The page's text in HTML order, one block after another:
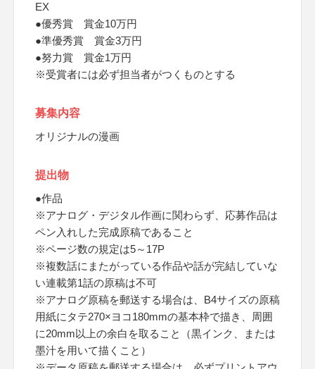
EX
●優秀賞 賞金10万円
●準優秀賞 賞金3万円
●努力賞 賞金1万円
※受賞者には必ず担当者がつくものとする
募集内容
オリジナルの漫画
提出物
●作品
※アナログ・デジタル作画に関わらず、応募作品は
ペン入れした完成原稿であること
※ページ数の規定は5～17P
※複数話にまたがっている作品や話が完結していな
い連載第1話の原稿は不可
※アナログ原稿を郵送する場合は、B4サイズの原稿
用紙にタテ270×ヨコ180mmの基本枠で描き、周囲
に20mm以上の余白を取ること（黒インク、または
墨汁を用いて描くこと）